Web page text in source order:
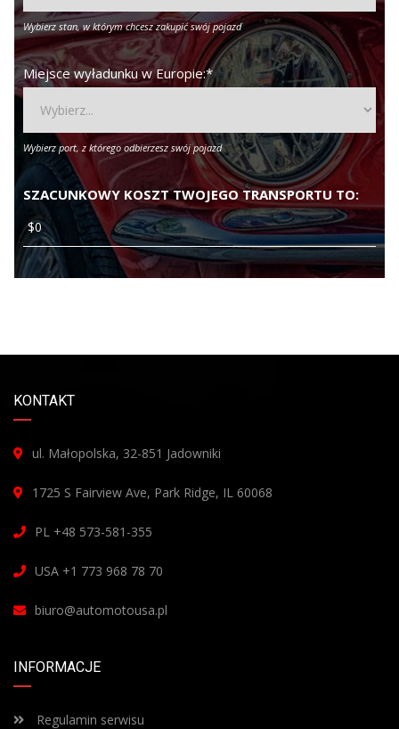
Wybierz stan, w którym chcesz zakupić swój pojazd
Miejsce wyładunku w Europie:*
Wybierz port, z którego odbierzesz swój pojazd
SZACUNKOWY KOSZT TWOJEGO TRANSPORTU TO:
KONTAKT
ul. Małopolska, 32-851 Jadowniki
1725 S Fairview Ave, Park Ridge, IL 60068
PL +48 573-581-355
USA +1 773 968 78 70
biuro@automotousa.pl
INFORMACJE
Regulamin serwisu